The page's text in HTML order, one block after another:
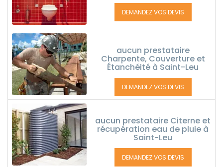
DEMANDEZ VOS DEVIS
aucun prestataire
Charpente, Couverture et
Étanchéité à Saint-Leu
DEMANDEZ VOS DEVIS
aucun prestataire Citerne et
récupération eau de pluie à
Saint-Leu
DEMANDEZ VOS DEVIS